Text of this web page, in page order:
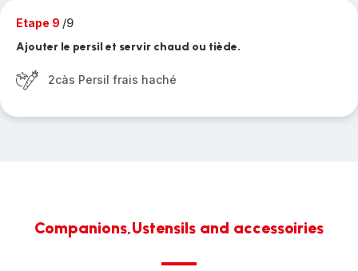
Etape 9 /9
Ajouter le persil et servir chaud ou tiède.
2càs Persil frais haché
Companions,Ustensils and accessoiries